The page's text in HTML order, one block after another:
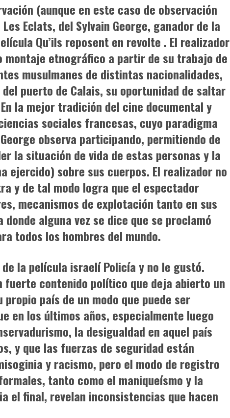
(aunque en este caso de observación
Les Eclats, del Sylvain George, ganador de la
Qu’ils reposent en revolte . El realizador
montaje etnográfico a partir de su trabajo de
musulmanes de distintas nacionalidades,
puerto de Calais, su oportunidad de saltar
la mejor tradición del cine documental y
sociales francesas, cuyo paradigma
observa participando, permitiendo de
la situación de vida de estas personas y la
ejercido) sobre sus cuerpos. El realizador no
y de tal modo logra que el espectador
mecanismos de explotación tanto en sus
alguna vez se dice que se proclamó
todos los hombres del mundo.
la película israelíPolicíay no le gustó.
fuerte contenido político que deja abierto un
país de un modo que puede ser
en los últimos años, especialmente luego
la desigualdad en aquel país
y que las fuerzas de seguridad están
y racismo, pero el modo de registro
tanto como el maniqueísmo y la
el final, revelan inconsistencias que hacen